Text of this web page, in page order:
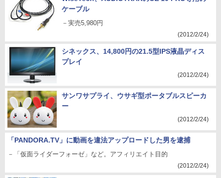
ケーブル
－実売5,980円
(2012/2/24)
シネックス、14,800円の21.5型IPS液晶ディス
プレイ
(2012/2/24)
サンワサプライ、ウサギ型ポータブルスピーカ
ー
(2012/2/24)
「PANDORA.TV」に動画を違法アップロードした男を逮捕
－「仮面ライダーフォーゼ」など。アフィリエイト目的
(2012/2/24)